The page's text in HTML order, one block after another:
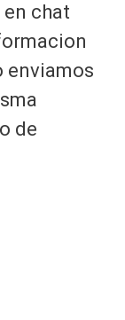
chat
enviamos
de